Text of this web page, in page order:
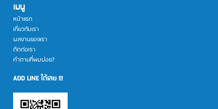
เมนู
หน้าแรก
เกี่ยวกับเรา
ผลงานของเรา
ติดต่อเรา
คำถามที่พบบ่อย?
ADD LINE ได้เลย !!!